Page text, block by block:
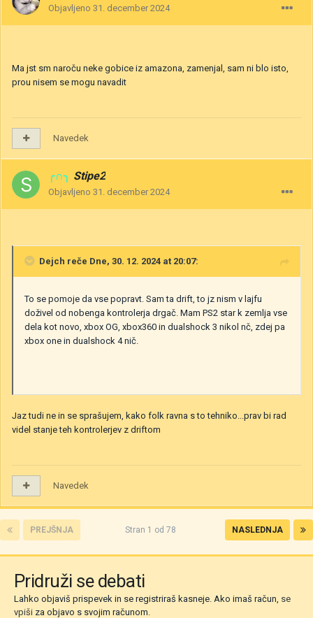
Objavljeno 31. december 2024
Ma jst sm naroču neke gobice iz amazona, zamenjal, sam ni blo isto,
prou nisem se mogu navadit
Navedek
╭∩╮ Stipe2
Objavljeno 31. december 2024
Dejch reče Dne, 30. 12. 2024 at 20:07:
To se pomoje da vse popravt. Sam ta drift, to jz nism v lajfu
doživel od nobenga kontrolerja drgač. Mam PS2 star k zemlja vse
dela kot novo, xbox OG, xbox360 in dualshock 3 nikol nč, zdej pa
xbox one in dualshock 4 nič.
Jaz tudi ne in se sprašujem, kako folk ravna s to tehniko...prav bi rad
videl stanje teh kontrolerjev z driftom
Navedek
PREJŠNJA NASLEDNJA
Stran 1 od 78
Pridruži se debati
Lahko objaviš prispevek in se registriraš kasneje. Ako imaš račun, se
vpiši za objavo s svojim računom.